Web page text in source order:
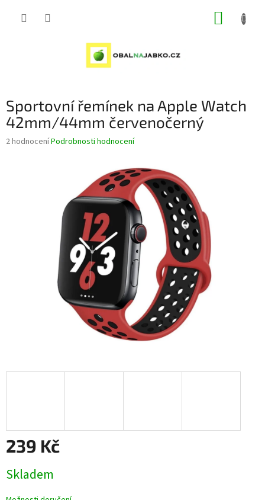
Sportovní řemínek na Apple Watch
42mm/44mm červenočerný
Průměrné
2 hodnoceníPodrobnosti hodnocení
239 Kč
cena:
Skladem